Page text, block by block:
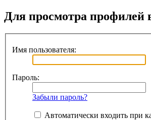
Для просмотра
Имя пользователя:
Пароль:
Забыли пароль?
Автоматически входить при